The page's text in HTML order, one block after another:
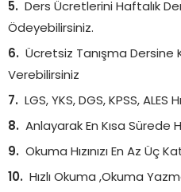
Ders Ücretlerini Haftalık
Ödeyebilirsiniz.
Ücretsiz Tanışma Dersine
Verebilirsiniz
LGS, YKS, DGS, KPSS,
Anlayarak En Kısa Sürede
Okuma Hızınızı En Az Üç
Hızlı Okuma ,Okuma